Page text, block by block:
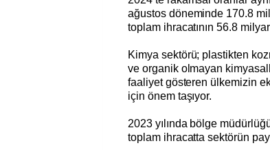
ağustos döneminde 170.8
toplam ihracatının 56.8
Kimya sektörü; plastikten
ve organik olmayan
faaliyet gösteren ülkemizin
için önem taşıyor.
2023 yılında bölge
toplam ihracatta sektörün